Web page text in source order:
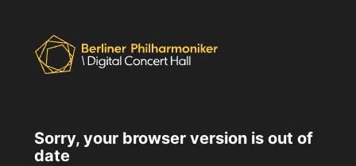
Sorry, your browser version is out of
date